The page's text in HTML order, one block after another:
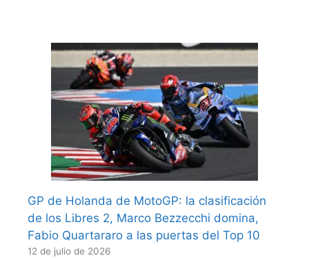
GP de Holanda de MotoGP: la clasificación
de los Libres 2, Marco Bezzecchi domina,
Fabio Quartararo a las puertas del Top 10
12 de julio de 2026